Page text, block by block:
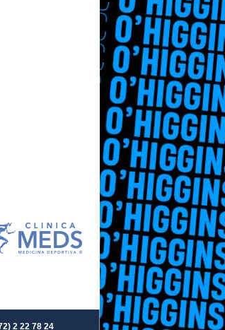
2 22 78 24